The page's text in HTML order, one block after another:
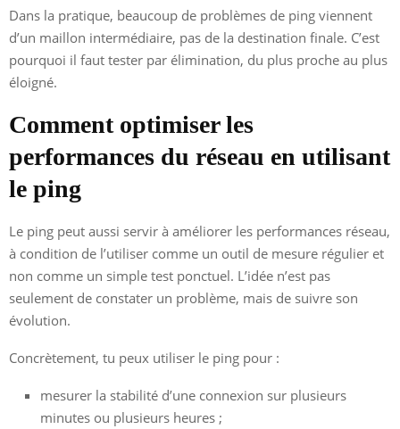
Dans la pratique, beaucoup de problèmes de ping viennent
d’un maillon intermédiaire, pas de la destination finale. C’est
pourquoi il faut tester par élimination, du plus proche au plus
éloigné.
Comment optimiser les
performances du réseau en utilisant
le ping
Le ping peut aussi servir à améliorer les performances réseau,
à condition de l’utiliser comme un outil de mesure régulier et
non comme un simple test ponctuel. L’idée n’est pas
seulement de constater un problème, mais de suivre son
évolution.
Concrètement, tu peux utiliser le ping pour :
mesurer la stabilité d’une connexion sur plusieurs
minutes ou plusieurs heures ;